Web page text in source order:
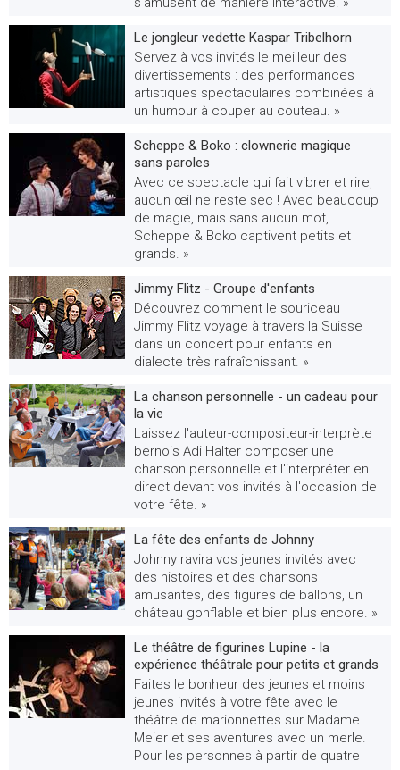
Le jongleur vedette Kaspar Tribelhorn
Servez à vos invités le meilleur des
divertissements : des performances
artistiques spectaculaires combinées à
un humour à couper au couteau. »
Scheppe & Boko : clownerie magique
sans paroles
Avec ce spectacle qui fait vibrer et rire,
aucun œil ne reste sec ! Avec beaucoup
de magie, mais sans aucun mot,
Scheppe & Boko captivent petits et
grands. »
Jimmy Flitz - Groupe d'enfants
Découvrez comment le souriceau
Jimmy Flitz voyage à travers la Suisse
dans un concert pour enfants en
dialecte très rafraîchissant. »
La chanson personnelle - un cadeau pour
la vie
Laissez l'auteur-compositeur-interprète
bernois Adi Halter composer une
chanson personnelle et l'interpréter en
direct devant vos invités à l'occasion de
votre fête. »
La fête des enfants de Johnny
Johnny ravira vos jeunes invités avec
des histoires et des chansons
amusantes, des figures de ballons, un
château gonflable et bien plus encore. »
Le théâtre de figurines Lupine - la
expérience théâtrale pour petits et grands
Faites le bonheur des jeunes et moins
jeunes invités à votre fête avec le
théâtre de marionnettes sur Madame
Meier et ses aventures avec un merle.
Pour les personnes à partir de quatre